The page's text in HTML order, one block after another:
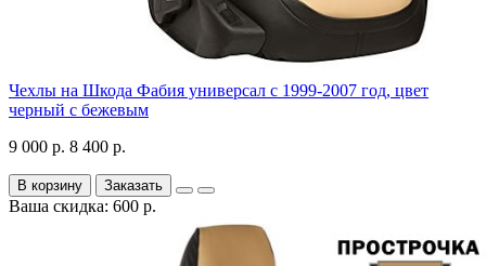
Чехлы на Шкода Фабия универсал с 1999-2007 год, цвет
черный с бежевым
9 000 р. 8 400 р.
В корзину Заказать
Ваша скидка: 600 р.